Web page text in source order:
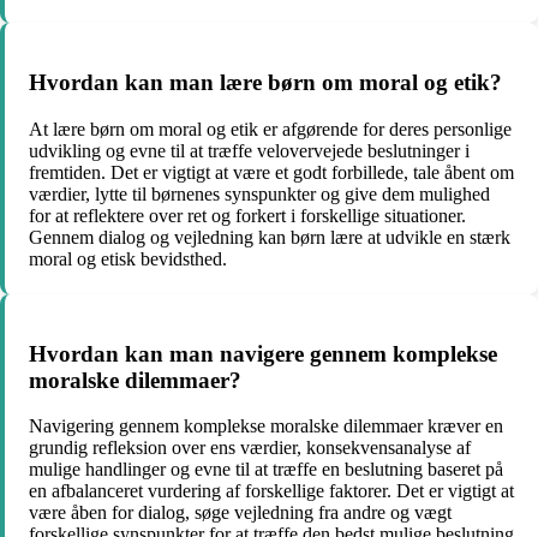
Hvordan kan man lære børn om moral og etik?
At lære børn om moral og etik er afgørende for deres personlige
udvikling og evne til at træffe velovervejede beslutninger i
fremtiden. Det er vigtigt at være et godt forbillede, tale åbent om
værdier, lytte til børnenes synspunkter og give dem mulighed
for at reflektere over ret og forkert i forskellige situationer.
Gennem dialog og vejledning kan børn lære at udvikle en stærk
moral og etisk bevidsthed.
Hvordan kan man navigere gennem komplekse
moralske dilemmaer?
Navigering gennem komplekse moralske dilemmaer kræver en
grundig refleksion over ens værdier, konsekvensanalyse af
mulige handlinger og evne til at træffe en beslutning baseret på
en afbalanceret vurdering af forskellige faktorer. Det er vigtigt at
være åben for dialog, søge vejledning fra andre og vægt